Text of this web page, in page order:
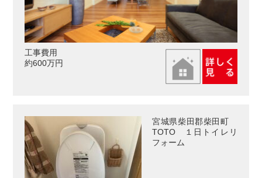
工事費用
約600万円
宮城県柴田郡柴田町
TOTO １日トイレリ
フォーム